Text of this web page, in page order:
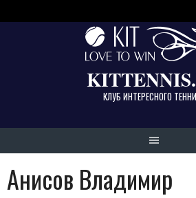
КЛУБ ИНТЕРЕСНОГО
Анисов Владимир